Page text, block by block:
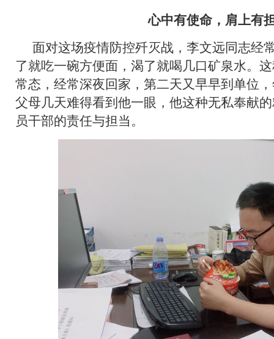
心中有使命，肩上有
面对这场疫情防控歼灭战，李文远同志经
了就吃一碗方便面，渴了就喝几口矿泉水。
常态，经常深夜回家，第二天又早早到单位
父母几天难得看到他一眼，他这种无私奉献
员干部的责任与担当。